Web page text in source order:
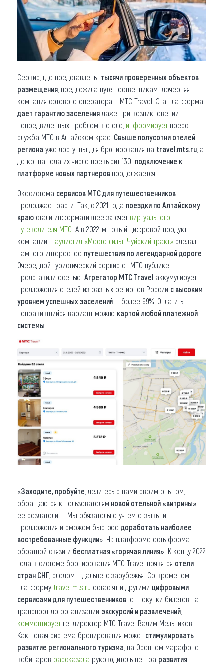
Другие рубрики
Сервис, где представлены тысячи проверенных объектов
размещения , предложила путешественникам дочерняя
компания сотового оператора – МТС Travel. Эта платформа
дает гарантию заселения даже при возникновении
непредвиденных проблем в отеле, информирует пресс-
служба МТС в Алтайском крае. Свыше полусотни отелей
региона уже доступны для бронирования на travel.mts.ru , а
до конца года их число превысит 130: подключение к
платформе новых партнеров продолжается.
Экосистема сервисов МТС для путешественников
продолжает расти. Так, с 2021 года поездки по Алтайскому
краю стали информативнее за счет виртуального
путеводителя МТС . А в 2022-м новый цифровой продукт
компании – аудиогид «Место силы. Чуйский тракт» сделал
намного интереснее путешествия по легендарной дороге
Очередной туристический сервис от МТС публике
представили осенью. Агрегатор МТС Travel аккумулирует
предложения отелей из разных регионов России с высоким
уровнем успешных заселений — более 99%. Оплатить
понравившийся вариант можно картой любой платежной
системы
«Заходите, пробуйте , делитесь с нами своим опытом, —
обращаются к пользователям новой отельной «витрины»
ее создатели. – Мы обязательно учтем отзывы и
предложения и сможем быстрее доработать наиболее
востребованные функции». На платформе есть форма
обратной связи и бесплатная «горячая линия» . К концу 2022
года в системе бронирования МТС Travel появятся отели
стран СНГ , следом – дальнего зарубежья. Со временем
платформу travel.mts.ru остастят и другими цифровыми
сервисами для путешественников: от покупки билетов на
транспорт до организации экскурсий и развлечений , –
комментирует гендиректор МТС Travel Вадим Мельников.
Как новая система бронирования может стимулировать
развитие регионального туризма , на Осеннем марафоне
вебинаров рассказала руководитель центра развития